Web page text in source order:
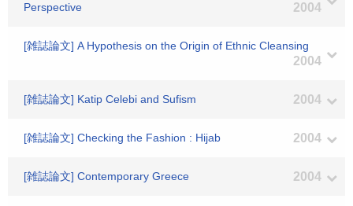
Perspective
2004
[雑誌論文] A Hypothesis on the Origin of Ethnic Cleansing
2004
[雑誌論文] Katip Celebi and Sufism 2004
[雑誌論文] Checking the Fashion : Hijab 2004
[雑誌論文] Contemporary Greece 2004